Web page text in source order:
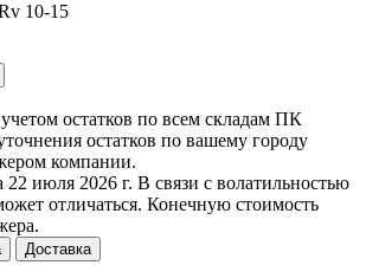
10-15
остатков по всем складам ПК
остатков по вашему городу
компании.
22 июля 2026 г. В связи с волатильностью
отличаться. Конечную стоимость
Доставка